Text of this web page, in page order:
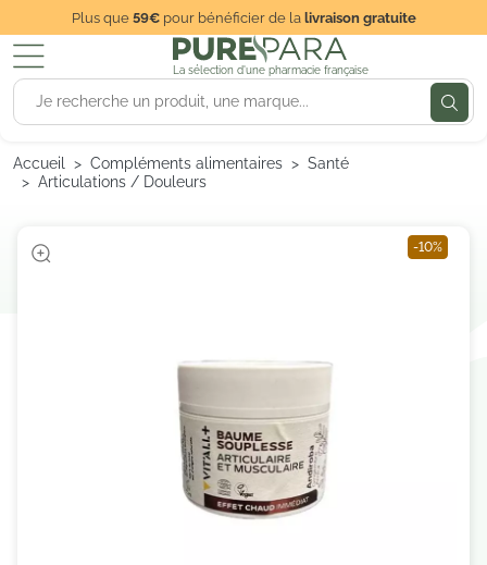
Plus que59€pour bénéficier de lalivraison gratuite
La sélection d'une pharmacie française
Accueil Compléments alimentaires
Santé
Articulations / Douleurs
-10%